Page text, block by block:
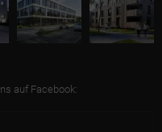
auf Facebook: